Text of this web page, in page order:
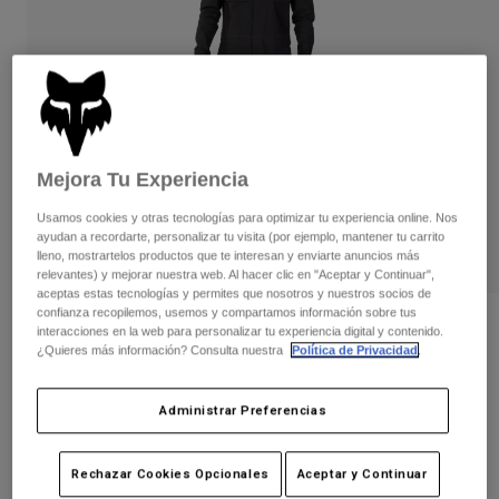
Pantalones largos
Pantalones cortos
Guantes
Protecciones
Gafas de protección
Recambios
Guantes
Chaquetas
Protecciones
Gafas de protección
Calcetines
Mochilas y accesorios
Recambios
Ver todo
Mujer
Camisetas y tops
Sudaderas
Chaquetas
Pantalones
Camisas
Ver todo
Niños
Gafas de Protección
Calcetines
Ver todo
Moto
Cascos
Camisetas
Pantalones
Guantes
Gafas de Protección
Mono Defend Drive Dust
Mejora Tu Experiencia
Usamos cookies y otras tecnologías para optimizar tu experiencia online. Nos
ayudan a recordarte, personalizar tu visita (por ejemplo, mantener tu carrito
lleno, mostrartelos productos que te interesan y enviarte anuncios más
relevantes) y mejorar nuestra web. Al hacer clic en "Aceptar y Continuar",
aceptas estas tecnologías y permites que nosotros y nuestros socios de
confianza recopilemos, usemos y compartamos información sobre tus
interacciones en la web para personalizar tu experiencia digital y contenido.
¿Quieres más información? Consulta nuestra
Política de Privacidad.
Administrar Preferencias
Rechazar Cookies Opcionales Aceptar y Continuar